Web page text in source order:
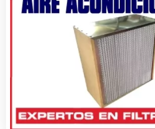
Automatización
Automóviles Nuevos y Usados
Autopartes Eléctricas